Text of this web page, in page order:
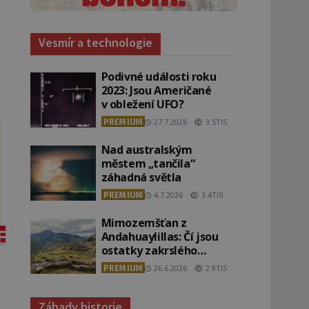
Vesmír a technologie
Podivné události roku
2023: Jsou Američané
v obležení UFO?
PREMIUM 27.7.2026 3.5TIS
Nad australským
městem „tančila“
záhadná světla
PREMIUM 4.7.2026 3.4TIS
Mimozemšťan z
Andahuaylillas: Čí jsou
ostatky zakrslého
stvoření s ohromnou
lebkou?
PREMIUM 26.6.2026 2.9TIS